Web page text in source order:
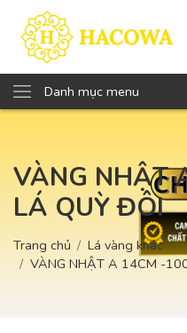
Danh mục menu
VÀNG NHẬT
LÁ QUỲ ĐÔI
Trang chủ
Lá vàng khác
VÀNG NHẬT A 14CM -